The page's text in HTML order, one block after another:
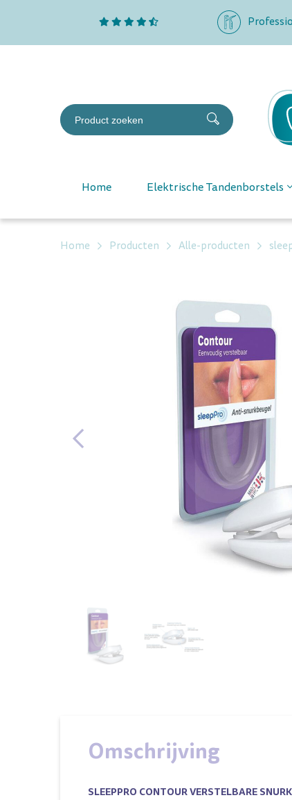
Home Elektrische Tandenborstels
Home Producten Alle-producten
Omschrijving
SLEEPPRO CONTOUR VERSTELBARE